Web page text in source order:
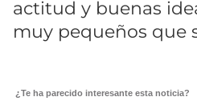
actitud y buenas
muy pequeños que
¿Te ha parecido interesante esta noticia?